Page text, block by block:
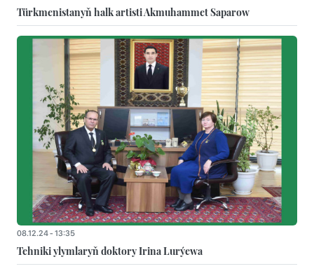
Türkmenistanyň halk artisti Akmuhammet Saparow
08.12.24 - 13:35
Tehniki ylymlaryň doktory Irina Lurýewa